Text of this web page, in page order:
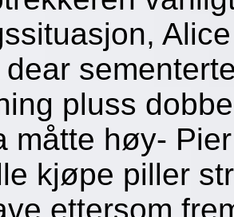
pluss
måtte høy-
kjøpe piller
ettersom